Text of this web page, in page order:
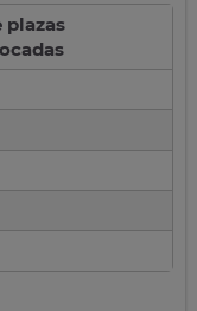
plazas